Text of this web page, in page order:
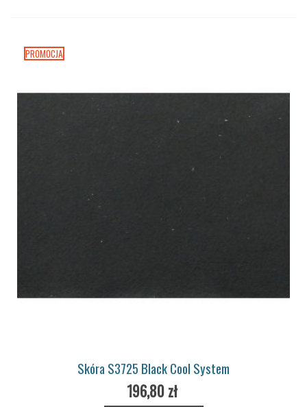
PROMOCJA
Skóra S3725 Black Cool System
196,80 zł